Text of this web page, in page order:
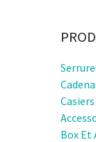
Casiers
Box Et